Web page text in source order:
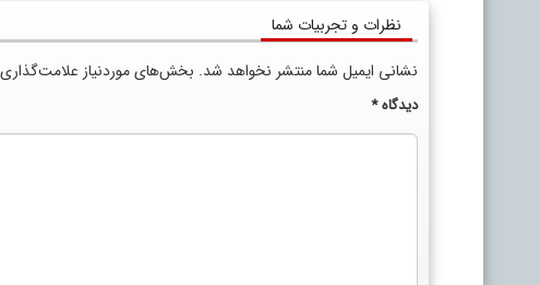
نظرات و تجربیات شما
نشانی ایمیل شما منتشر نخواهد شد. بخش‌های موردنیاز
دیدگاه*